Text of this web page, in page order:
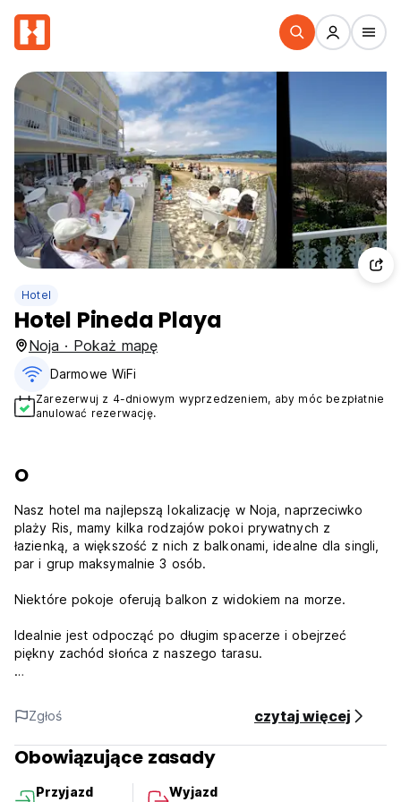
Hotel
Hotel Pineda Playa
Noja · Pokaż mapę
Darmowe WiFi
Zarezerwuj z 4-dniowym wyprzedzeniem, aby móc bezpłatnie
anulować rezerwację.
O
Nasz hotel ma najlepszą lokalizację w Noja, naprzeciwko
plaży Ris, mamy kilka rodzajów pokoi prywatnych z
łazienką, a większość z nich z balkonami, idealne dla singli,
par i grup maksymalnie 3 osób.
Niektóre pokoje oferują balkon z widokiem na morze.
Idealnie jest odpocząć po długim spacerze i obejrzeć
piękny zachód słońca z naszego tarasu.
Okolica jest idealna do jazdy na rowerze i wędkowania.
Rezerwat przyrody Marismas de Santoña Victoria y Joyel
otacza Noja i pobliskie Santoña.
Zasady i warunki hotelu Pineda Playa:
Zgłoś czytaj więcej
Obowiązujące zasady
Przyjazd
Wyjazd